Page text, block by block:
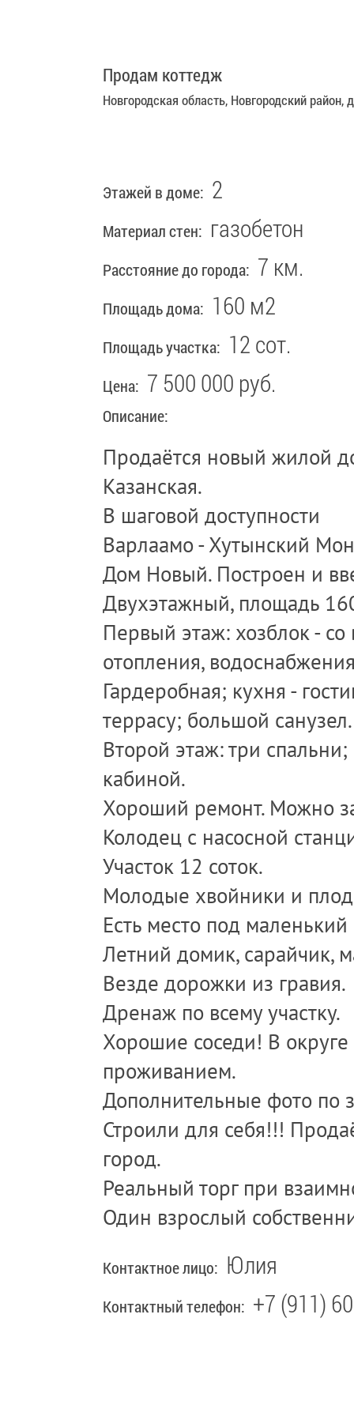
Продам коттедж
Новгородская область, Новгородский район,
Этажей в доме: 2
Материал стен: газобетон
Расстояние до города: 7 км.
Площадь дома: 160 м2
Площадь участка: 12 сот.
Цена: 7 500 000 руб.
Описание:
Продаётся новый жилой
Казанская.
В шаговой доступности
Варлаамо - Хутынский
Дом Новый. Построен и
Двухэтажный, площадь
Первый этаж: хозблок -
отопления,
Гардеробная; кухня -
террасу; большой санузел.
Второй этаж: три
кабиной.
Хороший ремонт. Можно
Колодец с насосной
Участок 12 соток.
Молодые хвойники и
Есть место под
Летний домик, сарайчик,
Везде дорожки из гравия.
Дренаж по всему участку.
Хорошие соседи! В
проживанием.
Дополнительные фото по
Строили для себя!!!
город.
Реальный торг при
Один взрослый
Контактное лицо: Юлия
Контактный телефон: +7 (911)